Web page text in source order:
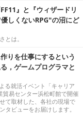
』と『ウィザードリ
しくないRPG"の沼にど
とは。
りを仕事にするという
，ゲームプログラマと
る就活イベント「キャリア
易センター浜松町館で開催
て取材した、各社の現場で
タビューをお届けします。